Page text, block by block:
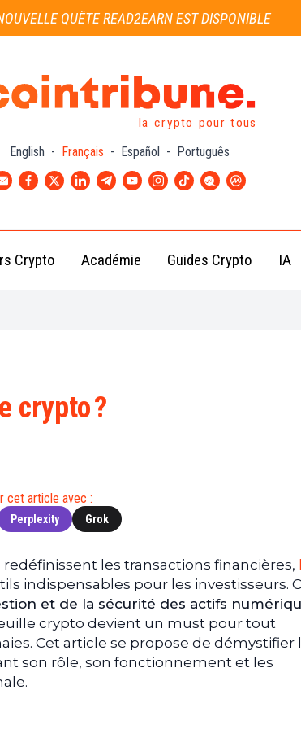
QUÊTE READ2EARN EST DISPONIBLE
la crypto pour tous
English - Français - Español - Português
Crypto
(BTC)
XRP
(XRP)
(DOGE)
Académie
Débutant
Intermédiaire
Guides Crypto IA
crypto ?
cet article avec :
Perplexity Grok
les transactions financières,
indispensables pour les investisseurs.
et de la sécurité des actifs
crypto devient un must pour tout
Cet article se propose de démystifier
son rôle, son fonctionnement et les